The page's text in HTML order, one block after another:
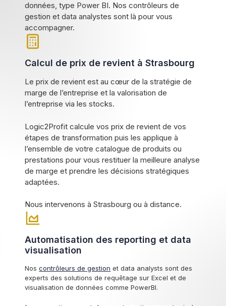
données, type Power BI. Nos contrôleurs de
gestion et data analystes sont là pour vous
accompagner.
Calcul de prix de revient à Strasbourg
Le prix de revient est au cœur de la stratégie de
marge de l’entreprise et la valorisation de
l’entreprise via les stocks.
Logic2Profit calcule vos prix de revient de vos
étapes de transformation puis les applique à
l’ensemble de votre catalogue de produits ou
prestations pour vous restituer la meilleure analyse
de marge et prendre les décisions stratégiques
adaptées.
Nous intervenons à Strasbourg ou à distance.
Automatisation des reporting et data
visualisation
Noscontrôleurs de gestion et data analysts sont des
experts des solutions de requêtage sur Excel et de
visualisation de données comme PowerBI.